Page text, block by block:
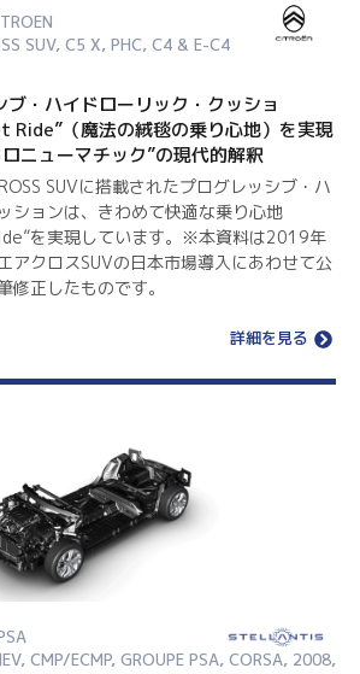
SUV, C5 X, PHC, C4 & E-C4
ブ・ハイドローリック・クッショ
（魔法の絨毯の乗り心地）を実現
ニューマチック”の現代的解釈
SUVに搭載されたプログレッシブ・ハ
ションは、きわめて快適な乗り心地
を実現しています。※本資料は2019年
アクロスSUVの日本市場導入にあわせて公
修正したものです。
詳細を見る
, CMP/ECMP, GROUPE PSA, CORSA, 2008,